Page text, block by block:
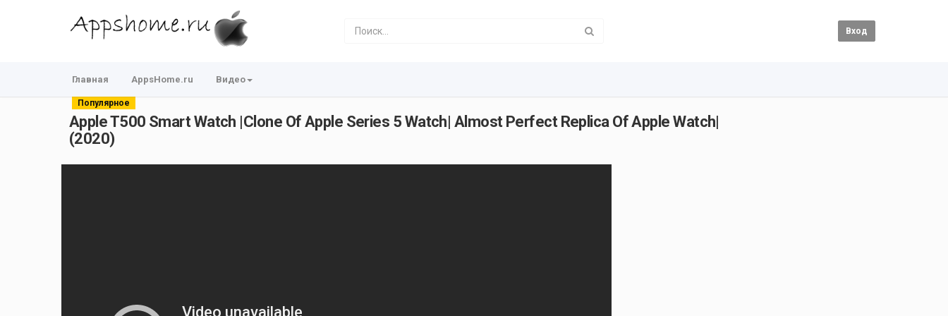
Вход
Главная AppsHome.ru Видео
Популярное
Apple T500 Smart Watch |Clone Of Apple Series 5 Watch| Almost Perfect Replica Of Apple Watch|
(2020)